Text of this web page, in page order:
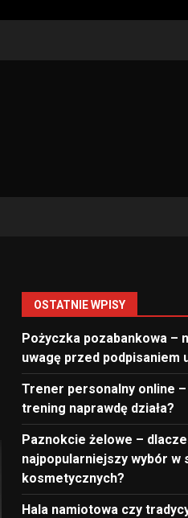
OSTATNIE WPISY
Pożyczka pozabankowa –
uwagę przed podpisaniem
Trener personalny online
trening naprawdę działa?
Paznokcie żelowe –
najpopularniejszy wybór w
kosmetycznych?
Hala namiotowa czy